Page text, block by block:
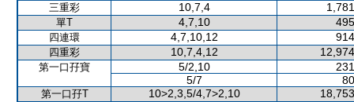
三重彩 10,7,4
單T 4,7,10
四連環 4,7,10,12
四重彩 10,7,4,12
第一口孖寶 5/2,10
5/7
第一口孖T 10>2,3,5/4,7>2,10